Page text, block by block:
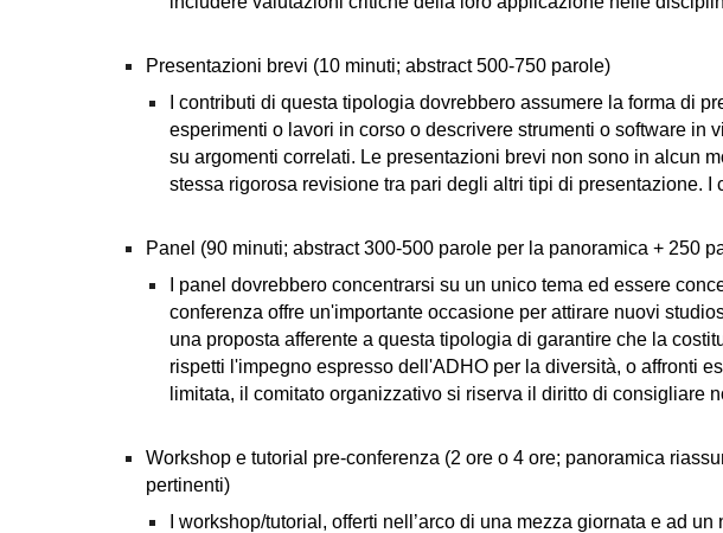
Presentazioni brevi (10 minuti; abstract 500-750 parole)
I contributi di questa tipologia dovrebbero assumere la forma di
esperimenti o lavori in corso o descrivere strumenti o software
su argomenti correlati. Le presentazioni brevi non sono in alcun
stessa rigorosa revisione tra pari degli altri tipi di presentazione.
Panel (90 minuti; abstract 300-500 parole per la panoramica + 250
I panel dovrebbero concentrarsi su un unico tema ed essere
conferenza offre un'importante occasione per attirare nuovi
una proposta afferente a questa tipologia di garantire che la
rispetti l'impegno espresso dell'ADHO per la diversità, o affronti
limitata, il comitato organizzativo si riserva il diritto di consigliare
Workshop e tutorial pre-conferenza (2 ore o 4 ore; panoramica
pertinenti)
I workshop/tutorial, offerti nell’arco di una mezza giornata e ad